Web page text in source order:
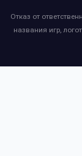
Отказ от
названия игр,